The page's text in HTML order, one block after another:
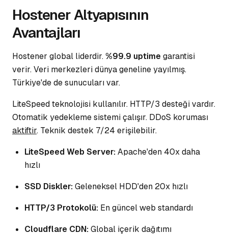
Hostener Altyapısının
Avantajları
Hostener global liderdir.%99.9 uptimegarantisi
verir. Veri merkezleri dünya geneline yayılmış.
Türkiye'de de sunucuları var.
LiteSpeed teknolojisi kullanılır. HTTP/3 desteğivardır.
Otomatik yedekleme sistemi çalışır. DDoS koruması
aktiftir. Teknik destek 7/24 erişilebilir.
LiteSpeed Web Server:Apache'den 40x daha
hızlı
SSD Diskler:Geleneksel HDD'den 20x hızlı
HTTP/3 Protokolü: En güncel web standardı
Cloudflare CDN:Global içerik dağıtımı